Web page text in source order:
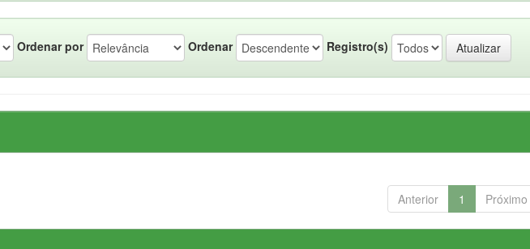
Ordenar por Ordenar Registro(s)
Anterior 1 Próximo